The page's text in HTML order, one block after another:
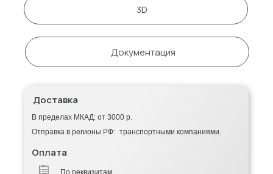
Оплата
Доставка
В пределах МКАД: от 3000 р.
Отправка в регионы РФ: транспортными компаниями.
3D
Документация